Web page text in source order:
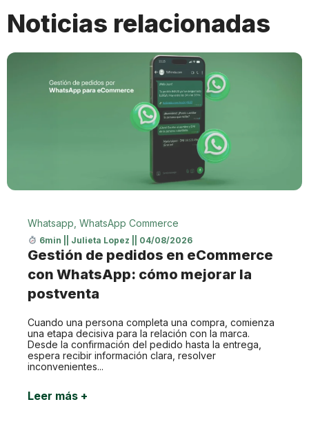
Noticias relacionadas
Whatsapp WhatsApp Commerce
6min Julieta Lopez 04/08/2026
Gestión de pedidos en eCommerce
con WhatsApp: cómo mejorar la
postventa
Cuando una persona completa una compra, comienza
una etapa decisiva para la relación con la marca.
Desde la confirmación del pedido hasta la entrega,
espera recibir información clara, resolver
inconvenientes...
Leer más +